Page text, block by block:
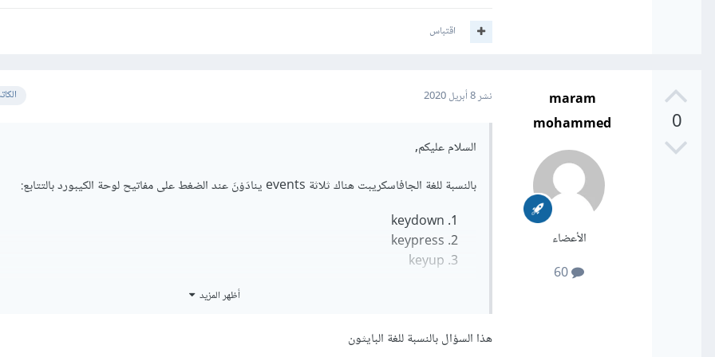
اقتباس
0
maram
mohammed
الأعضاء
نشر8 أبريل 2020
السلام عليكم,
بالنسبة للغة الجافاسكريبت هناك ثلاثة events ينادَوْنَ عند الضغط على مفاتيح لوحة الكيبورد بالتتابع:
keydown
keypress
keyup
تحياتي الحارة.
أظهر المزيد
هذا السؤال بالنسبة للغة البايثون